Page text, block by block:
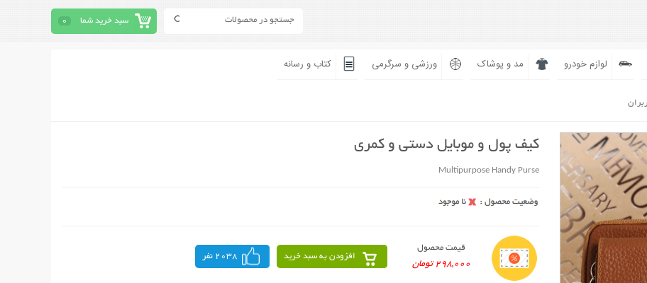
سبد خرید شما 0
لوازم خودرو مد و پوشاک ورزشی و سرگرمی کتاب و رسانه
کیف پول و موبایل دستی و کمری
Multipurpose Handy Purse
قیمت محصول
298,000 تومان
افزودن به سبد خرید 2038 نفر